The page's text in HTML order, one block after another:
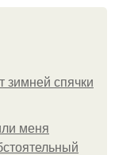
зимней спячки
меня